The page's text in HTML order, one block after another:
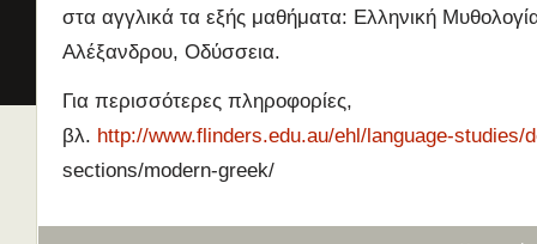
στα αγγλικά τα εξής μαθήματα: Ελληνική
Αλέξανδρου, Οδύσσεια.
Για περισσότερες πληροφορίες,
βλ. http://www.flinders.edu.au/ehl/language-studies/
sections/modern-greek/
Λευκωσίας σε συνεργασία με
Πρώτο Διεθνές Συνέδριο
Νεοελληνικών Σπουδών